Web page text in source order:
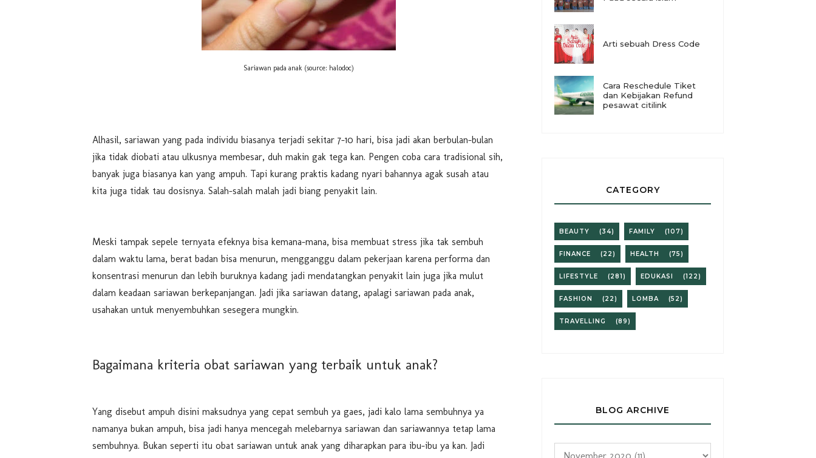
Sariawan pada anak (source: halodoc)
Alhasil, sariawan yang pada individu biasanya terjadi sekitar 7-10 hari, bisa jadi akan berbulan-bulan
jika tidak diobati atau ulkusnya membesar, duh makin gak tega kan. Pengen coba cara tradisional sih,
banyak juga biasanya kan yang ampuh. Tapi kurang praktis kadang nyari bahannya agak susah atau
kita juga tidak tau dosisnya. Salah-salah malah jadi biang penyakit lain.
Meski tampak sepele ternyata efeknya bisa kemana-mana, bisa membuat stress jika tak sembuh
dalam waktu lama, berat badan bisa menurun, mengganggu dalam pekerjaan karena performa dan
konsentrasi menurun dan lebih buruknya kadang jadi mendatangkan penyakit lain juga jika mulut
dalam keadaan sariawan berkepanjangan. Jadi jika sariawan datang, apalagi sariawan pada anak,
usahakan untuk menyembuhkan sesegera mungkin.
Bagaimana kriteria obat sariawan yang terbaik untuk anak?
Yang disebut ampuh disini maksudnya yang cepat sembuh ya gaes, jadi kalo lama sembuhnya ya
namanya bukan ampuh, bisa jadi hanya mencegah melebarnya sariawan dan sariawannya tetap lama
sembuhnya. Bukan seperti itu obat sariawan untuk anak yang diharapkan para ibu-ibu ya kan. Jadi
Arti sebuah Dress Code
Cara Reschedule Tiket
dan Kebijakan Refund
pesawat citilink
CATEGORY
BEAUTY (34) FAMILY (107)
FINANCE (22) HEALTH (75)
LIFESTYLE (281) EDUKASI (122)
FASHION (22) LOMBA (52)
TRAVELLING (89)
BLOG ARCHIVE